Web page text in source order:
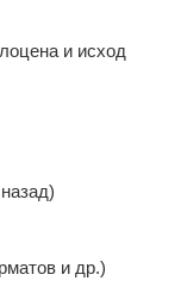
и исход
и др.)